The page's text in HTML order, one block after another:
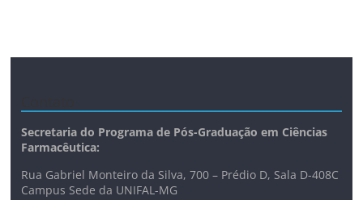
Secretaria do Programa de Pós-Graduação em Ciências
Farmacêutica:
Rua Gabriel Monteiro da Silva, 700 – Prédio D, Sala D-408C
Campus Sede da UNIFAL-MG